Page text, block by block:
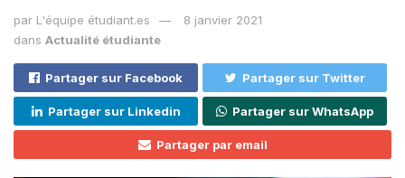
par L'équipe étudiant.es
8 janvier 2021
dans Actualité étudiante
Partager sur Facebook Partager sur Twitter
Partager sur Linkedin Partager sur WhatsApp
Partager par email